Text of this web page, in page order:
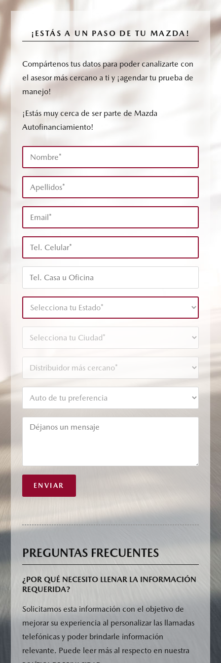
¡ESTÁS A UN PASO DE TU MAZDA!
Compártenos tus datos para poder canalizarte con
el asesor más cercano a ti y ¡agendar tu prueba de
manejo!
¡Estás muy cerca de ser parte de Mazda
Autofinanciamiento!
PREGUNTAS FRECUENTES
¿POR QUÉ NECESITO LLENAR LA INFORMACIÓN
REQUERIDA?
Solicitamos esta información con el objetivo de
mejorar su experiencia al personalizar las llamadas
telefónicas y poder brindarle información
relevante. Puede leer más al respecto en nuestra